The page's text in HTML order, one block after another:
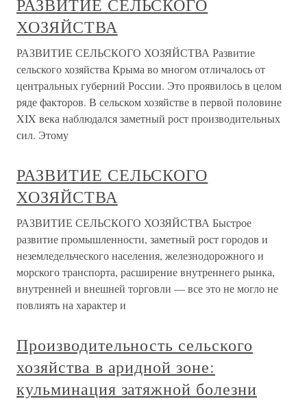
РАЗВИТИЕ СЕЛЬСКОГО
ХОЗЯЙСТВА
РАЗВИТИЕ СЕЛЬСКОГО ХОЗЯЙСТВА Развитие
сельского хозяйства Крыма во многом отличалось от
центральных губерний России. Это проявилось в целом
ряде факторов. В сельском хозяйстве в первой половине
XIX века наблюдался заметный рост производительных
сил. Этому
РАЗВИТИЕ СЕЛЬСКОГО
ХОЗЯЙСТВА
РАЗВИТИЕ СЕЛЬСКОГО ХОЗЯЙСТВА Быстрое
развитие промышленности, заметный рост городов и
неземледельческого населения, железнодорожного и
морского транспорта, расширение внутреннего рынка,
внутренней и внешней торговли — все это не могло не
повлиять на характер и
Производительность сельского
хозяйства в аридной зоне:
кульминация затяжной болезни